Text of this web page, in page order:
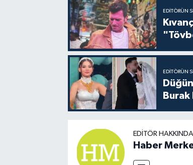
EDITÖRÜN
EDITÖRÜN
Burak
EDITÖR HAKKINDA
Haber